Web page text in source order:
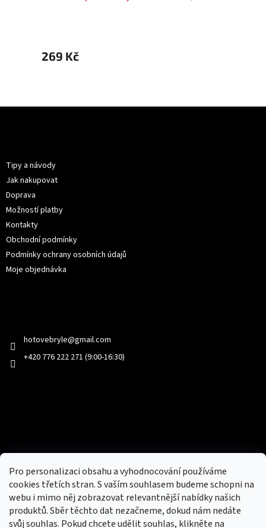
Pro personalizaci obsahu a vyhodnocování používáme
cookies třetích stran. S vaším souhlasem budeme schopni na
webu i mimo něj zobrazovat relevantnější nabídky našich
produktů. Sběr těchto dat nezačneme, dokud nám nedáte
svůj souhlas. Pokud chcete udělit souhlas, klikněte na
269 Kč
Tipy a návody
Jak nakupovat
Doprava
Možností platby
Kontakty
Obchodní podmínky
Podmínky ochrany osobních údajů
Moje objednávka
hotovebryle@gmail.com
+420 776 222 271 (9:00-16:30)